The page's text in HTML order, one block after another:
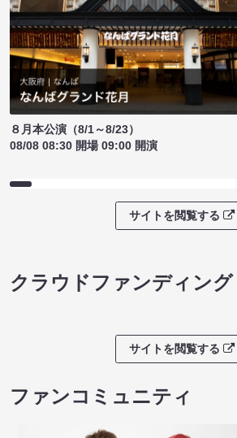
８月本公演（8/1～8/23）
08/08 08:30 開場 09:00 開演
サイトを閲覧する
クラウドファンディング
サイトを閲覧する
ファンコミュニティ